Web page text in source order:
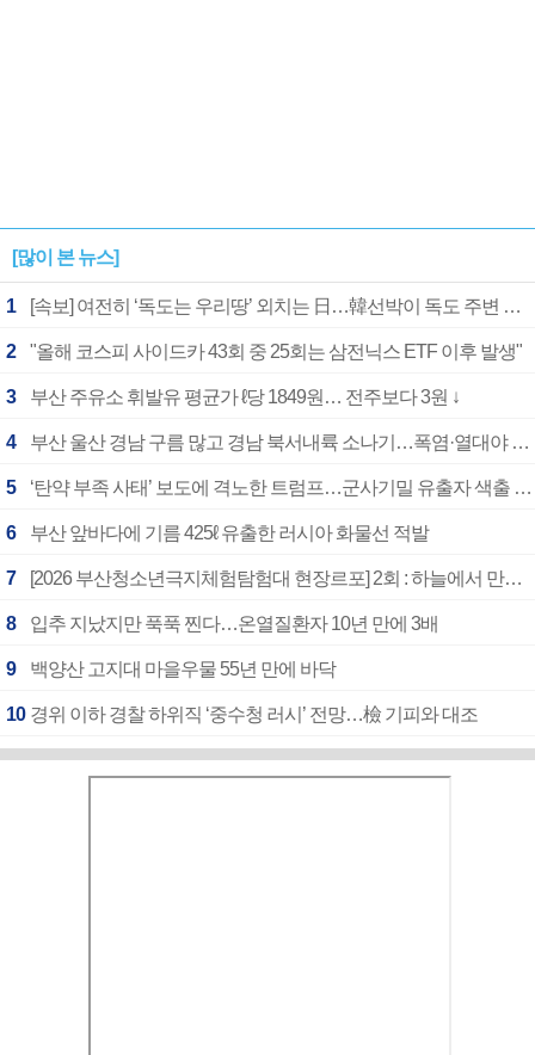
[많이 본 뉴스]
1 [속보] 여전히 ‘독도는 우리땅’ 외치는 日…韓선박이 독도 주변 해양조사 활동하자 반발
2 "올해 코스피 사이드카 43회 중 25회는 삼전닉스 ETF 이후 발생"
3 부산 주유소 휘발유 평균가 ℓ당 1849원… 전주보다 3원 ↓
4 부산 울산 경남 구름 많고 경남 북서내륙 소나기…폭염·열대야 계속
5 ‘탄약 부족 사태’ 보도에 격노한 트럼프…군사기밀 유출자 색출 지시
6 부산 앞바다에 기름 425ℓ 유출한 러시아 화물선 적발
7 [2026 부산청소년극지체험탐험대 현장르포] 2회 : 하늘에서 만난 얼음의 나라
8 입추 지났지만 푹푹 찐다…온열질환자 10년 만에 3배
9 백양산 고지대 마을우물 55년 만에 바닥
10 경위 이하 경찰 하위직 ‘중수청 러시’ 전망…檢 기피와 대조